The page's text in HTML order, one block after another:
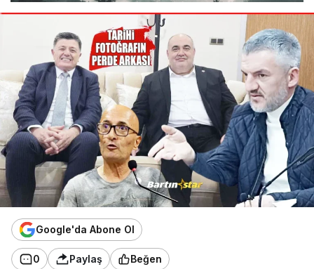
Google'da Abone Ol
0 Paylaş Beğen